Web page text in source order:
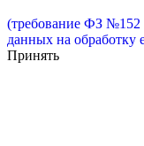
(требование ФЗ №152
данных на обработку
Принять